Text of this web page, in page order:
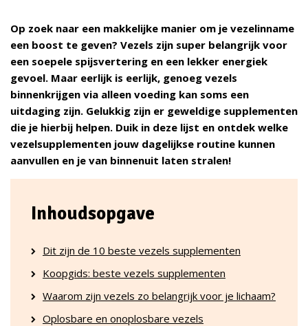
Op zoek naar een makkelijke manier om je vezelinname
een boost te geven? Vezels zijn super belangrijk voor
een soepele spijsvertering en een lekker energiek
gevoel. Maar eerlijk is eerlijk, genoeg vezels
binnenkrijgen via alleen voeding kan soms een
uitdaging zijn. Gelukkig zijn er geweldige supplementen
die je hierbij helpen. Duik in deze lijst en ontdek welke
vezelsupplementen jouw dagelijkse routine kunnen
aanvullen en je van binnenuit laten stralen!
Inhoudsopgave
Dit zijn de 10 beste vezels supplementen
Koopgids: beste vezels supplementen
Waarom zijn vezels zo belangrijk voor je lichaam?
Oplosbare en onoplosbare vezels